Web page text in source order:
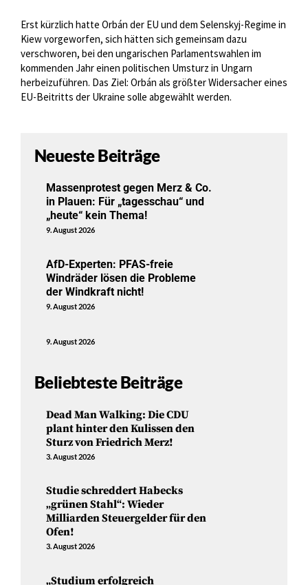
Erst kürzlich hatte Orbán der EU und dem Selenskyj-Regime in
Kiew vorgeworfen, sich hätten sich gemeinsam dazu
verschworen, bei den ungarischen Parlamentswahlen im
kommenden Jahr einen politischen Umsturz in Ungarn
herbeizuführen. Das Ziel: Orbán als größter Widersacher eines
EU-Beitritts der Ukraine solle abgewählt werden.
Neueste Beiträge
Massenprotest gegen Merz & Co.
in Plauen: Für „tagesschau“ und
„heute“ kein Thema!
9. August 2026
AfD-Experten: PFAS-freie
Windräder lösen die Probleme
der Windkraft nicht!
9. August 2026
9. August 2026
Beliebteste Beiträge
Dead Man Walking: Die CDU
plant hinter den Kulissen den
Sturz von Friedrich Merz!
3. August 2026
Studie schreddert Habecks
„grünen Stahl“: Wieder
Milliarden Steuergelder für den
Ofen!
3. August 2026
„Studium erfolgreich